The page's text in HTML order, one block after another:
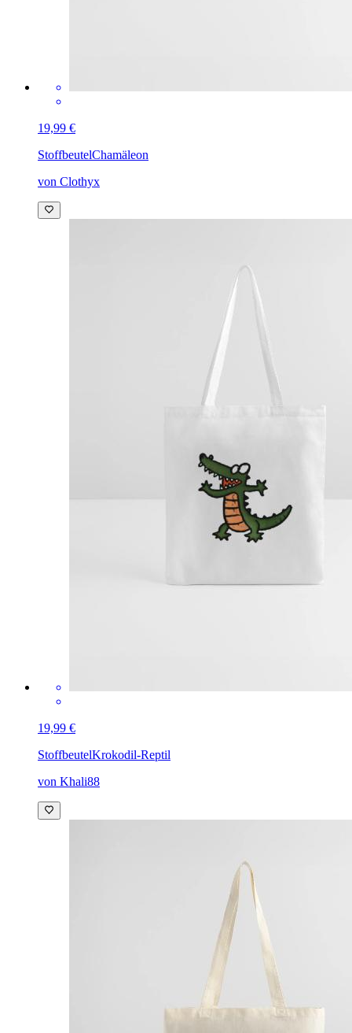
19,99 €
StoffbeutelChamäleon
von Clothyx
19,99 €
StoffbeutelKrokodil-Reptil
von Khali88